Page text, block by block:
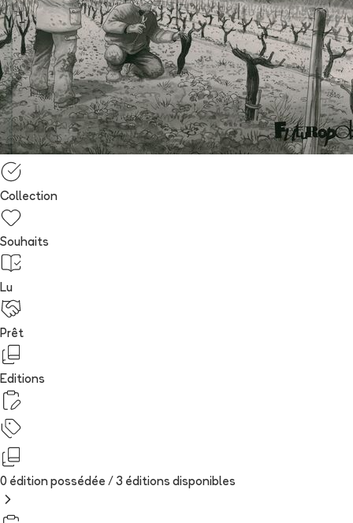
Collection
Souhaits
Lu
Prêt
Editions
0 édition possédée / 3 éditions disponibles